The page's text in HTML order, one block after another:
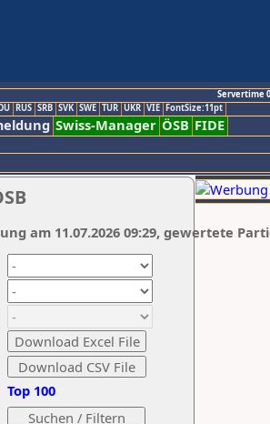
Servertime
RUS SRB SVK SWE TUR UKR VIE FontSize:11pt
Swiss-Manager ÖSB FIDE
Top 100
am 11.07.2026 09:29, gewertete